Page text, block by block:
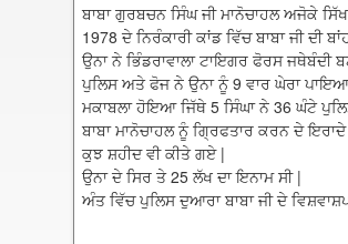
ਬਾਬਾ ਗੁਰਬਚਨ ਸਿੰਘ ਜੀ ਮਾਨੋਚਾਹਲ ਅਜੋਕੇ
1978 ਦੇ ਨਿਰੰਕਾਰੀ ਕਾਂਡ ਵਿੱਚ ਬਾਬਾ ਜੀ ਦੀ
ਉਨਾ ਨੇ ਭਿੰਡਰਾਵਾਲਾ ਟਾਇਗਰ ਫੋਰਸ ਜਥੇਬੰਦੀ
ਪੁਲਿਸ ਅਤੇ ਫੋਜ ਨੇ ਉਨਾ ਨੂੰ 9 ਵਾਰ ਘੇਰਾ
ਮਕਾਬਲਾ ਹੋਇਆ ਜਿੱਥੇ 5 ਸਿੰਘਾ ਨੇ 36 ਘੰਟੇ
ਬਾਬਾ ਮਾਨੋਚਾਹਲ ਨੂੰ ਗ੍ਰਿਫਤਾਰ ਕਰਨ ਦੇ
ਕੁਝ ਸ਼ਹੀਦ ਵੀ ਕੀਤੇ ਗਏ |
ਉਨਾ ਦੇ ਸਿਰ ਤੇ 25 ਲੱਖ ਦਾ ਇਨਾਮ ਸੀ |
ਅੰਤ ਵਿੱਚ ਪੁਲਿਸ ਦੁਆਰਾ ਬਾਬਾ ਜੀ ਦੇ